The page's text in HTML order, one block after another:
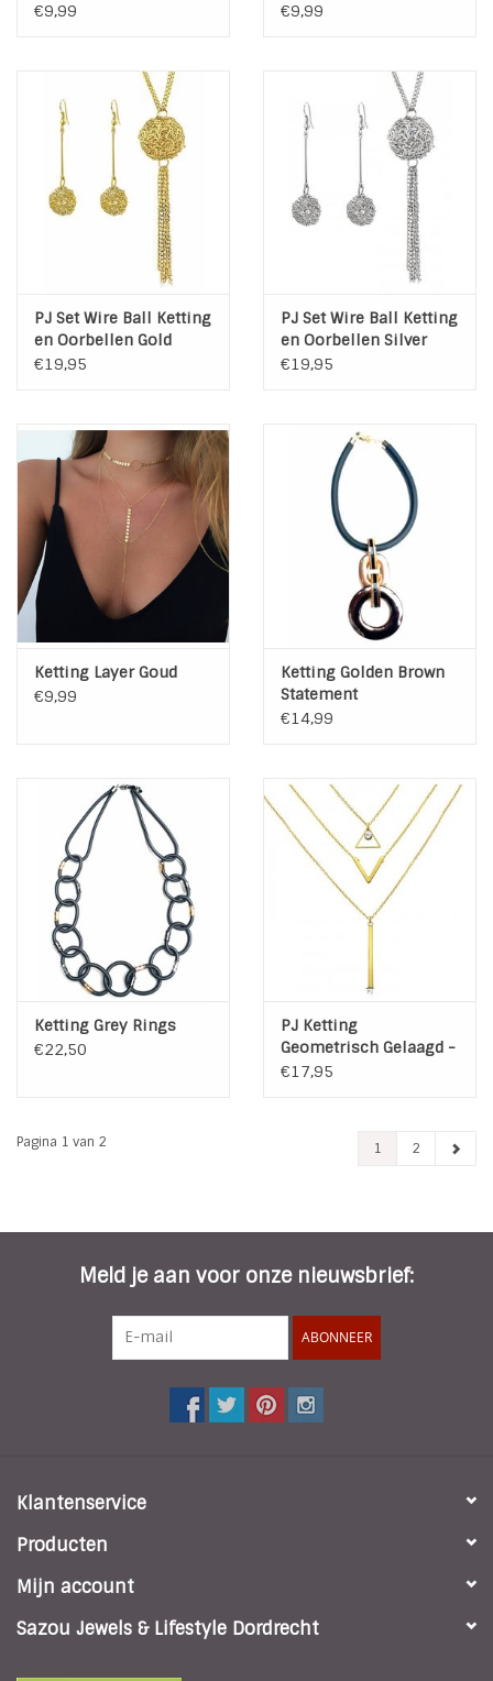
€9,99
€9,99
PJ Set Wire Ball Ketting
en Oorbellen Gold
€19,95
PJ Set Wire Ball Ketting
en Oorbellen Silver
€19,95
Ketting Layer Goud
€9,99
Ketting Golden Brown
Statement
€14,99
Ketting Grey Rings
€22,50
PJ Ketting
Geometrisch Gelaagd -
Gold
€17,95
Pagina 1 van 2 1 2
Meld je aan voor onze nieuwsbrief:
ABONNEER
Klantenservice
Producten
Mijn account
Sazou Jewels & Lifestyle Dordrecht